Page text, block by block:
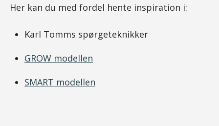
Her kan du med fordel hente inspiration i:
Karl Tomms spørgeteknikker
GROW modellen
SMART modellen